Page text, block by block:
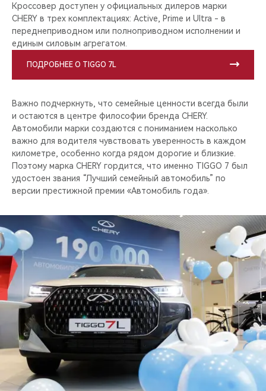
Кроссовер доступен у официальных дилеров марки
CHERY в трех комплектациях: Active, Prime и Ultra - в
переднеприводном или полноприводном исполнении и
единым силовым агрегатом.
ПОДРОБНЕЕ О TIGGO 7L
Важно подчеркнуть, что семейные ценности всегда были
и остаются в центре философии бренда CHERY.
Автомобили марки создаются с пониманием насколько
важно для водителя чувствовать уверенность в каждом
километре, особенно когда рядом дорогие и близкие.
Поэтому марка CHERY гордится, что именно TIGGO 7 был
удостоен звания “Лучший семейный автомобиль” по
версии престижной премии «Автомобиль года».